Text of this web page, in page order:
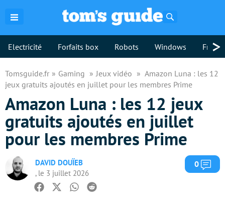
Electricité Forfaits box Robots Windows >
Tomsguide.fr Gaming Jeux vidéo
Amazon Luna : les 12
jeux gratuits ajoutés en juillet pour les membres Prime
Amazon Luna : les 12 jeux
gratuits ajoutés en juillet
pour les membres Prime
DAVID DOUÏEB
, le 3 juillet 2026
0
Facebook
TwitterWhatsapp
Reddit